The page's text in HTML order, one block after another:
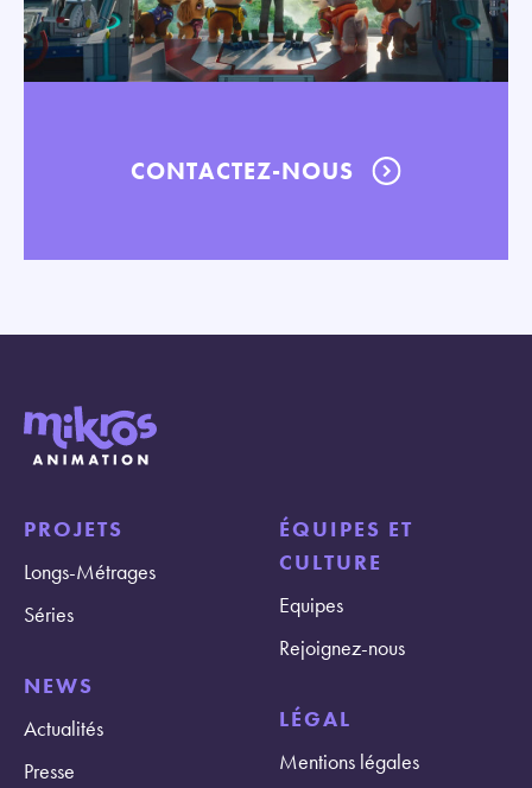
CONTACTEZ-NOUS
PROJETS
Longs-Métrages
Séries
NEWS
Actualités
Presse
ÉQUIPES ET
CULTURE
Equipes
Rejoignez-nous
LÉGAL
Mentions légales